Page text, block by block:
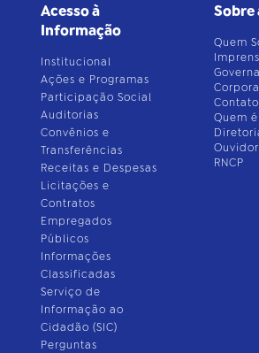
Acesso à
Informação
Institucional
Ações e Programas
Participação Social
Auditorias
Convênios e
Transferências
Receitas e Despesas
Licitações e
Contratos
Empregados
Públicos
Informações
Classificadas
Serviço de
Informação ao
Cidadão (SIC)
Perguntas
Sobre
Quem
Quem
RNCP